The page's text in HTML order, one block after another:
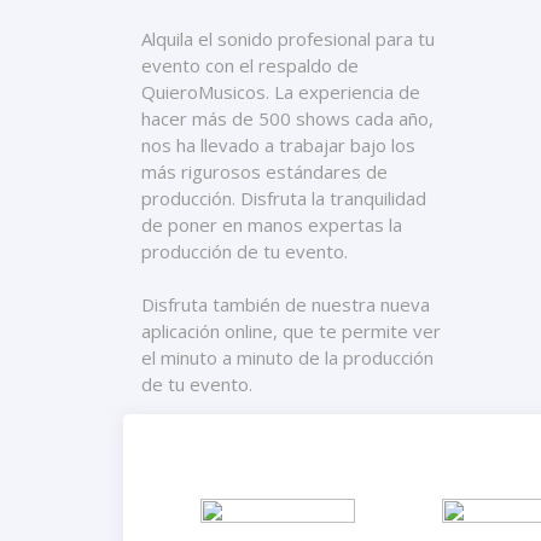
Alquila el sonido profesional para tu
evento con el respaldo de
QuieroMusicos. La experiencia de
hacer más de 500 shows cada año,
nos ha llevado a trabajar bajo los
más rigurosos estándares de
producción. Disfruta la tranquilidad
de poner en manos expertas la
producción de tu evento.
Disfruta también de nuestra nueva
aplicación online, que te permite ver
el minuto a minuto de la producción
de tu evento.